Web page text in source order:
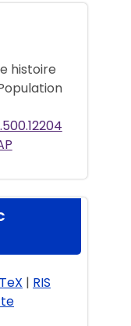
histoire
| RIS